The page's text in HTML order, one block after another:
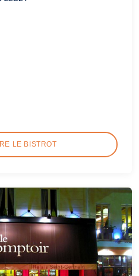
LE BISTROT